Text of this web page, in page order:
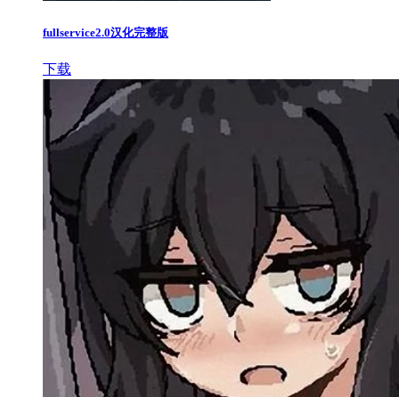
fullservice2.0汉化完整版
下载